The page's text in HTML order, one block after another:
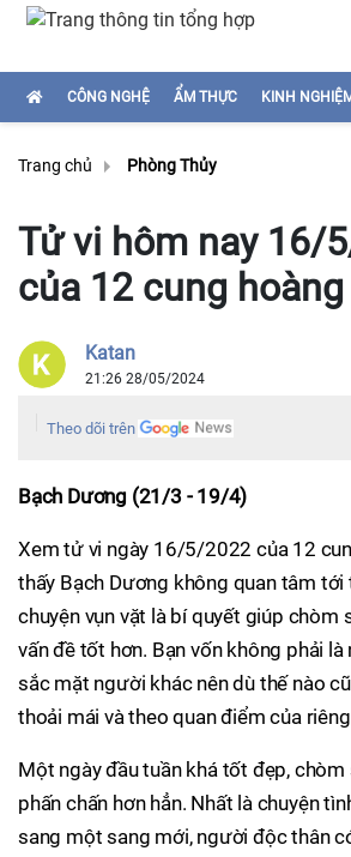
CÔNG NGHỆ ẨM THỰC KINH
Trang chủ Phòng Thủy
Tử vi hôm nay 16/
của 12 cung
Katan
21:26 28/05/2024
Theo dõi trên
Bạch Dương (21/3 - 19/4)
Xem tử vi ngày 16/5/2022 của 12
thấy Bạch Dương không quan tâm tới
chuyện vụn vặt là bí quyết giúp chòm
vấn đề tốt hơn. Bạn vốn không phải
sắc mặt người khác nên dù thế nào
thoải mái và theo quan điểm của
Một ngày đầu tuần khá tốt đẹp, chòm
phấn chấn hơn hẳn. Nhất là chuyện
sang một sang mới, người độc thân